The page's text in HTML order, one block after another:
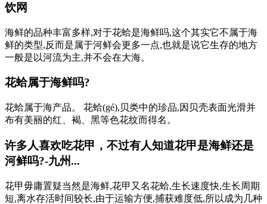
饮网
海鲜的品种丰富多样,对于花蛤是海鲜吗,这个其实它不属于海
鲜的类型,反而是属于河鲜会更多一点,也就是说它生存的地方
一般是以河流为主,并不会在大海。
花蛤属于海鲜吗?
花蛤属于海产品。 花蛤(gé),贝类中的珍品,因贝壳表面光滑并
布有美丽的红、褐、黑等色花纹而得名。
许多人喜欢吃花甲，不过有人知道花甲是海鲜还是
河鲜吗?-九州...
花甲毋庸置疑当然是海鲜,花甲又名花蛤,生长速度快,生长周期
短,离水存活时间较长,由于运输方便,捕获难度低,所以成为几种